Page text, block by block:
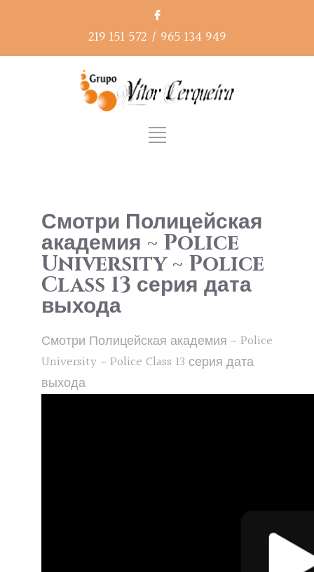
219 151 572 / 965 134 949
Смотри Полицейская
академия ~ Police
University ~ Police
Class 13 серия дата
выхода
Смотри Полицейская академия ~ Police
University ~ Police Class 13 серия дата
выхода